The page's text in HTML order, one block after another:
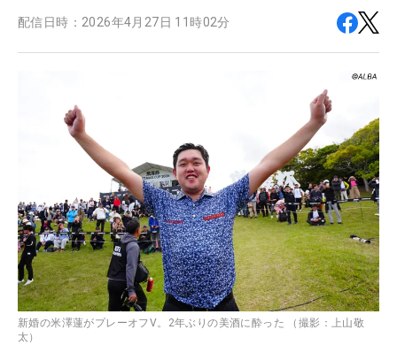
配信日時： 2026年4月27日 11時02分
新婚の米澤蓮がプレーオフV。2年ぶりの美酒に酔った （撮影：上山敬
太）